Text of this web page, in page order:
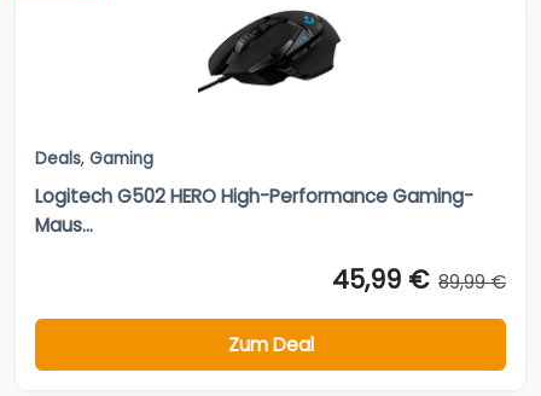
Deals, Gaming
Logitech G502 HERO High-Performance Gaming-
Maus...
45,99 € 89,99 €
Zum Deal